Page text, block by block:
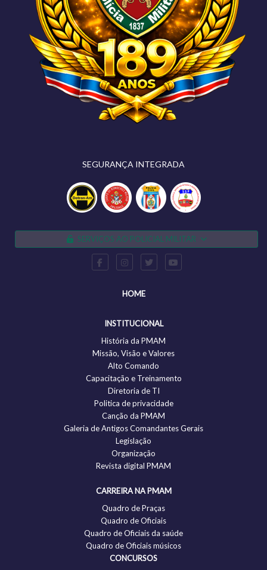
SEGURANÇA INTEGRADA
SERVIÇOS AO POLICIAL MILITAR
HOME
INSTITUCIONAL
História da PMAM
Missão, Visão e Valores
Alto Comando
Capacitação e Treinamento
Diretoria de TI
Politica de privacidade
Canção da PMAM
Galeria de Antigos Comandantes Gerais
Legislação
Organização
Revista digital PMAM
CARREIRA NA PMAM
Quadro de Praças
Quadro de Oficiais
Quadro de Oficiais da saúde
Quadro de Oficiais músicos
CONCURSOS